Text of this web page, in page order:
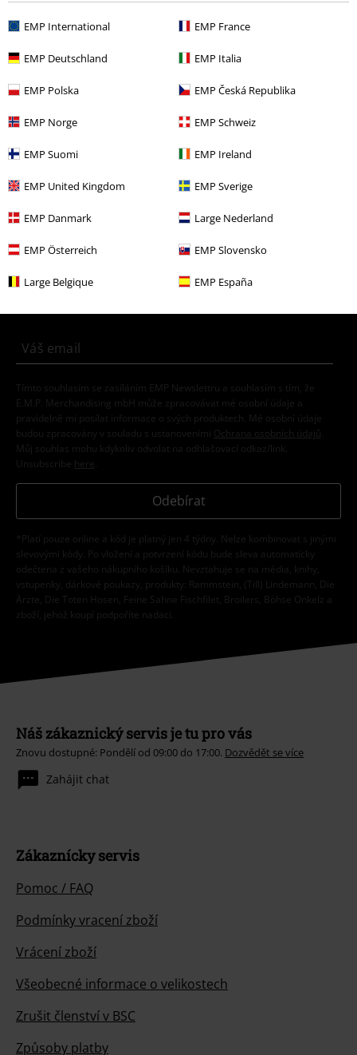
EMP International EMP France
EMP Deutschland EMP Italia
EMP Polska EMP Česká Republika
EMP Norge EMP Schweiz
EMP Suomi EMP Ireland
EMP United Kingdom EMP Sverige
EMP Danmark Large Nederland
EMP Österreich EMP Slovensko
Large Belgique EMP España
More categories. More options.
E-Mail Newsletter
Získejte 20% slevový poukaz, když se přihlásíte
teď!
Více
E.M.P. Merchandising mbH může zpracovávat mé osobní údaje a
pravidelně mi posílat informace o svých produktech. Mé osobní údaje
budou zpracovány v souladu s ustanoveními
Ochrana osobních údajů
Můj souhlas mohu kdykoliv odvolat na odhlašovací odkaz/link.
Unsubscribe here.
Odebírat
slevovými kódy. Po vložení a potvrzení kódu bude sleva automaticky
odečtena z vašeho nákupního košíku. Nevztahuje se na média, knihy,
vstupenky, dárkové poukazy, produkty: Rammstein, (Till) Lindemann, Die
Ärzte, Die Toten Hosen, Feine Sahne Fischfilet, Broilers, Böhse Onkelz a
zboží, jehož koupí podpoříte nadaci.
Náš zákaznický servis je tu pro vás
Znovu dostupné: Pondělí od 09:00 do 17:00.
Zákaznícky servis
Pomoc / FAQ
Podmínky vracení zboží
Vrácení zboží
Všeobecné informace o velikostech
Zrušit členství v BSC
Způsoby platby